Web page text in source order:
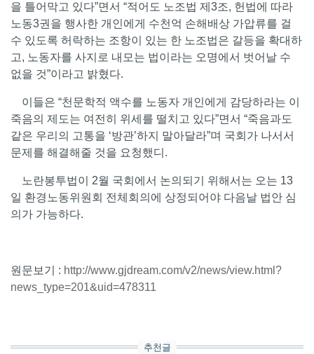
을 틀어막고 있다”면서 “적어도 노조법 제3조, 헌법에 따라
노동3권을 행사한 개인에게 수천억 손해배상 가압류를 걸
수 있도록 허락하는 조항이 있는 한 노조법은 갈등을 확대하
고, 노동자를 사지로 내모는 법이라는 오명에서 벗어날 수
없을 것”이라고 밝혔다.
이들은 “천문학적 액수를 노동자 개인에게 감당하라는 이
죽음의 제도는 여전히 위세를 떨치고 있다”면서 “죽음과도
같은 우리의 고통을 ‘방관’하지 말아달라”며 국회가 나서서
문제를 해결해줄 것을 요청했디.
노란봉투법이 2월 국회에서 논의되기 위해서는 오는 13
일 환경노동위원회 전체회의에 상정되어야 다음날 법안 심
의가 가능하다.
원문보기 : http://www.gjdream.com/v2/news/view.html?
news_type=201&uid=478311
추천글